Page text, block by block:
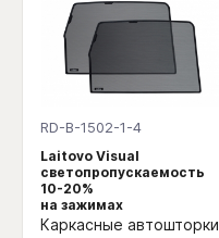
RD-B-1502-1-4
Laitovo Visual
светопропускаемость
10-20%
на зажимах
Каркасные автошторки